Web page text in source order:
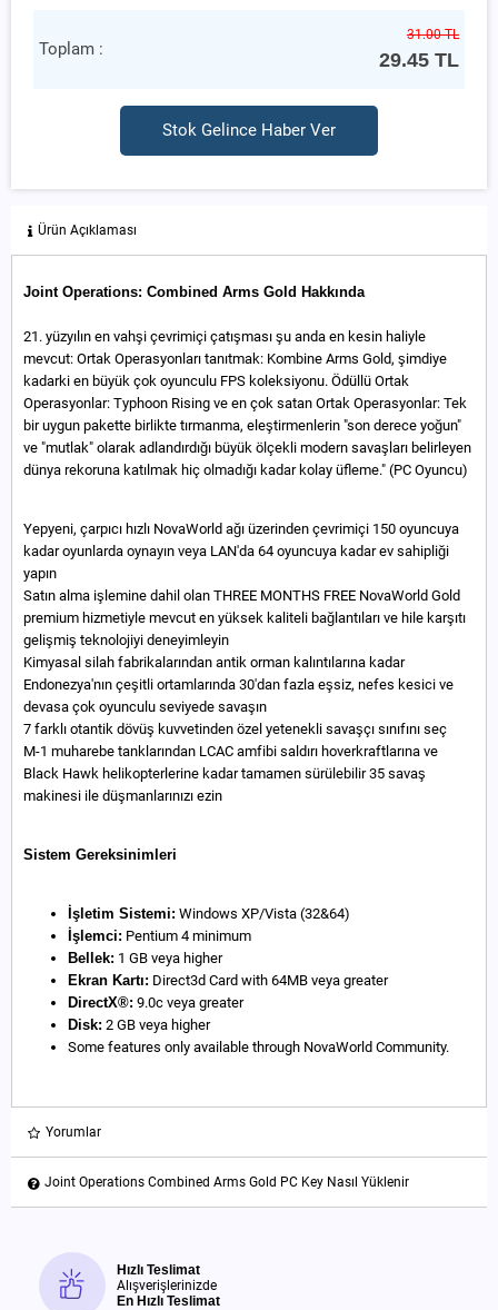
Toplam :
31.00 TL
29.45 TL
Stok Gelince Haber Ver
Ürün Açıklaması
Joint Operations: Combined Arms Gold Hakkında
21. yüzyılın en vahşi çevrimiçi çatışması şu anda en kesin haliyle
mevcut: Ortak Operasyonları tanıtmak: Kombine Arms Gold, şimdiye
kadarki en büyük çok oyunculu FPS koleksiyonu. Ödüllü Ortak
Operasyonlar: Typhoon Rising ve en çok satan Ortak Operasyonlar: Tek
bir uygun pakette birlikte tırmanma, eleştirmenlerin "son derece yoğun"
ve "mutlak" olarak adlandırdığı büyük ölçekli modern savaşları belirleyen
dünya rekoruna katılmak hiç olmadığı kadar kolay üfleme." (PC Oyuncu)
Yepyeni, çarpıcı hızlı NovaWorld ağı üzerinden çevrimiçi 150 oyuncuya
kadar oyunlarda oynayın veya LAN'da 64 oyuncuya kadar ev sahipliği
yapın
Satın alma işlemine dahil olan THREE MONTHS FREE NovaWorld Gold
premium hizmetiyle mevcut en yüksek kaliteli bağlantıları ve hile karşıtı
gelişmiş teknolojiyi deneyimleyin
Kimyasal silah fabrikalarından antik orman kalıntılarına kadar
Endonezya'nın çeşitli ortamlarında 30'dan fazla eşsiz, nefes kesici ve
devasa çok oyunculu seviyede savaşın
7 farklı otantik dövüş kuvvetinden özel yetenekli savaşçı sınıfını seç
M-1 muharebe tanklarından LCAC amfibi saldırı hoverkraftlarına ve
Black Hawk helikopterlerine kadar tamamen sürülebilir 35 savaş
makinesi ile düşmanlarınızı ezin
Sistem Gereksinimleri
İşletim Sistemi: Windows XP/Vista (32&64)
İşlemci: Pentium 4 minimum
Bellek: 1 GB veya higher
Ekran Kartı: Direct3d Card with 64MB veya greater
DirectX®: 9.0c veya greater
Disk: 2 GB veya higher
Some features only available through NovaWorld Community.
Yorumlar
Joint Operations Combined Arms Gold PC Key Nasıl Yüklenir
Hızlı Teslimat
Alışverişlerinizde
En Hızlı Teslimat